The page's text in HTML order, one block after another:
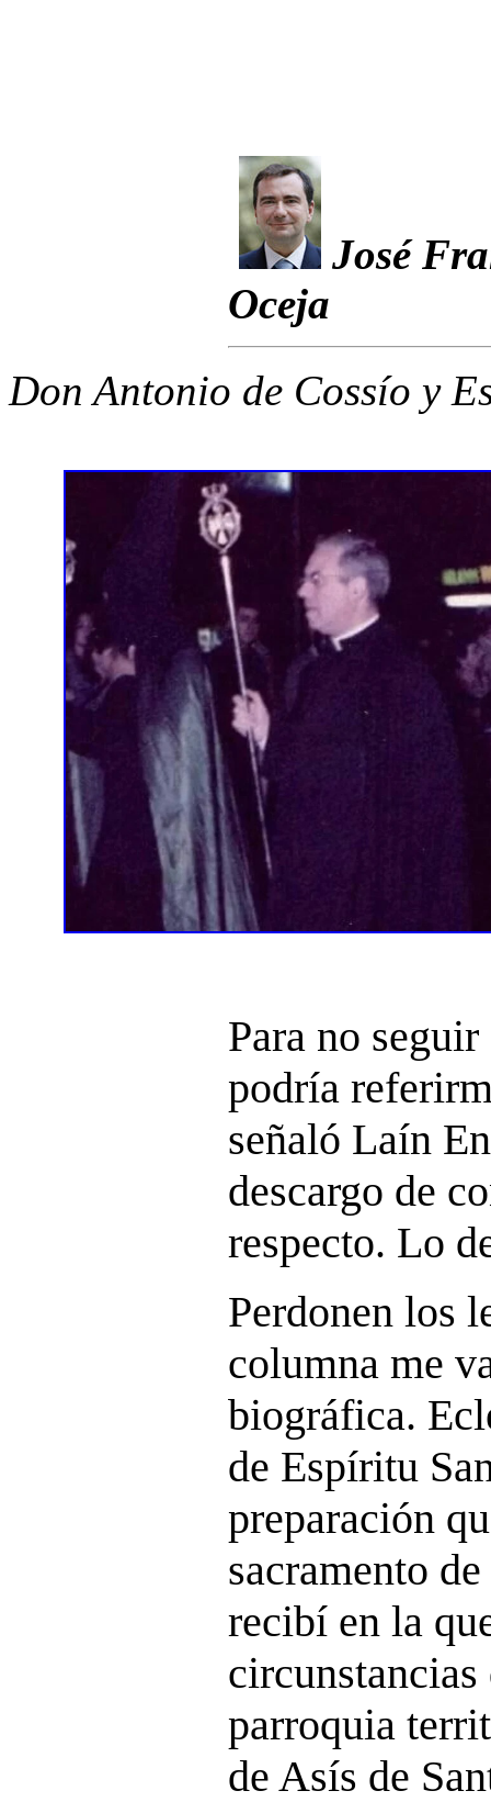
José
Oceja
Don Antonio de Cossío y
Para no
podría
señaló Laín
descargo de
respecto. Lo
Perdonen los
columna me
biográfica.
de Espíritu
preparación
sacramento
recibí en la
parroquia
de Asís de